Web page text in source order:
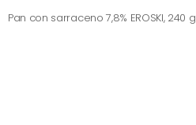
Pan con sarraceno 7,8% EROSKI, 240 g